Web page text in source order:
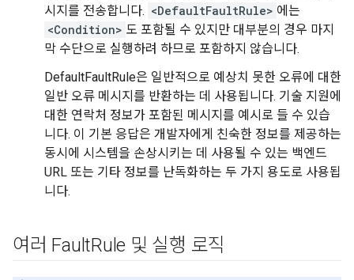
시지를 전송합니다. <DefaultFaultRule> 에는
<Condition> 도 포함될 수 있지만 대부분의 경우 마지
막 수단으로 실행하려 하므로 포함하지 않습니다.
DefaultFaultRule은 일반적으로 예상치 못한 오류에 대한
일반 오류 메시지를 반환하는 데 사용됩니다. 기술 지원에
대한 연락처 정보가 포함된 메시지를 예시로 들 수 있습
니다. 이 기본 응답은 개발자에게 친숙한 정보를 제공하는
동시에 시스템을 손상시키는 데 사용될 수 있는 백엔드
URL 또는 기타 정보를 난독화하는 두 가지 용도로 사용됩
니다.
여러 FaultRule 및 실행 로직